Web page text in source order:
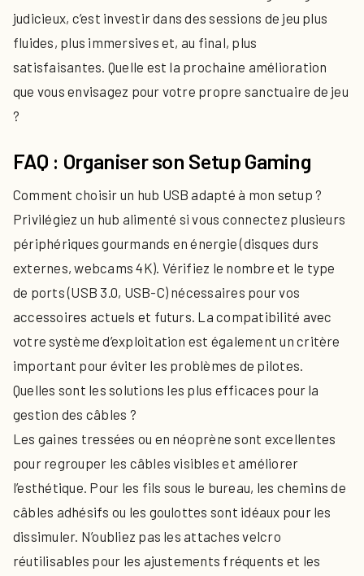
judicieux, c’est investir dans des sessions de jeu plus
fluides, plus immersives et, au final, plus
satisfaisantes. Quelle est la prochaine amélioration
que vous envisagez pour votre propre sanctuaire de jeu
?
FAQ : Organiser son Setup Gaming
Comment choisir un hub USB adapté à mon setup ?
Privilégiez un hub alimenté si vous connectez plusieurs
périphériques gourmands en énergie (disques durs
externes, webcams 4K). Vérifiez le nombre et le type
de ports (USB 3.0, USB-C) nécessaires pour vos
accessoires actuels et futurs. La compatibilité avec
votre système d’exploitation est également un critère
important pour éviter les problèmes de pilotes.
Quelles sont les solutions les plus efficaces pour la
gestion des câbles ?
Les gaines tressées ou en néoprène sont excellentes
pour regrouper les câbles visibles et améliorer
l’esthétique. Pour les fils sous le bureau, les chemins de
câbles adhésifs ou les goulottes sont idéaux pour les
dissimuler. N’oubliez pas les attaches velcro
réutilisables pour les ajustements fréquents et les